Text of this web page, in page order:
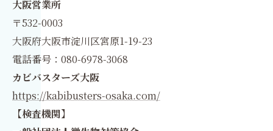
大阪営業所
〒532-0003
大阪府大阪市淀川区宮原1-19-23
電話番号：080-6978-3068
カビバスターズ大阪
https://kabibusters-osaka.com/
【検査機関】